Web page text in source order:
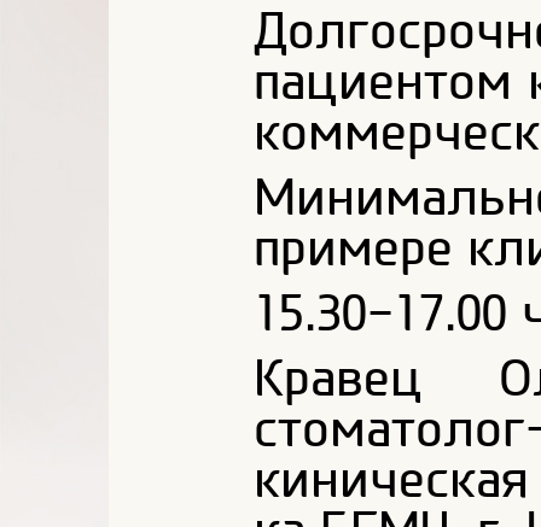
пациентом
примере
15.30-17.00
Кравец